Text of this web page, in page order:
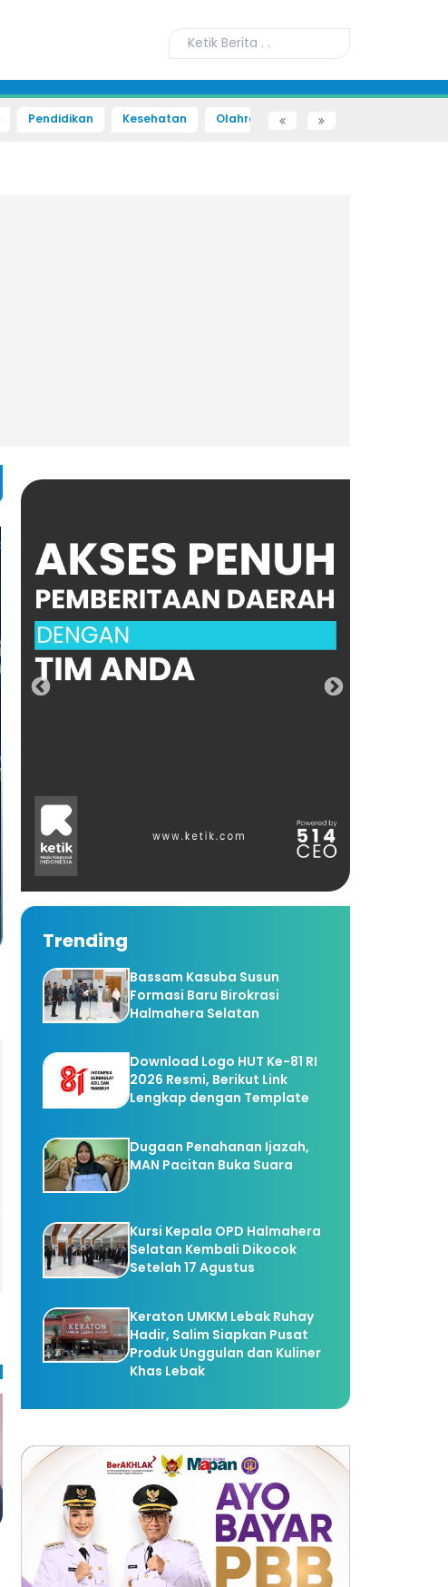
Pendidikan Kesehatan Olahraga Sains dan Teknologi
Trending
Bassam Kasuba Susun
Formasi Baru Birokrasi
Halmahera Selatan
Download Logo HUT Ke-81 RI
2026 Resmi, Berikut Link
Lengkap dengan Template
Dugaan Penahanan Ijazah,
MAN Pacitan Buka Suara
Kursi Kepala OPD Halmahera
Selatan Kembali Dikocok
Setelah 17 Agustus
Keraton UMKM Lebak Ruhay
Hadir, Salim Siapkan Pusat
Produk Unggulan dan Kuliner
Khas Lebak